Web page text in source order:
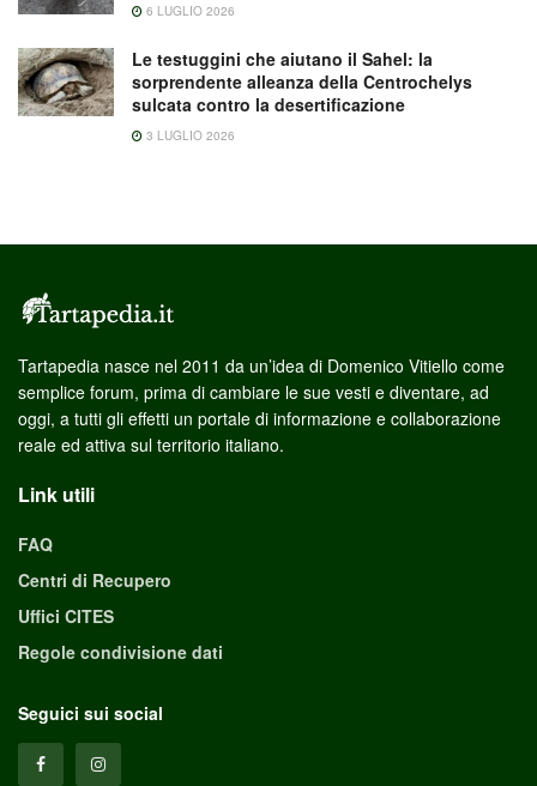
6 LUGLIO 2026
Le testuggini che aiutano il Sahel: la
sorprendente alleanza della Centrochelys
sulcata contro la desertificazione
3 LUGLIO 2026
Tartapedia nasce nel 2011 da un’idea di Domenico Vitiello come
semplice forum, prima di cambiare le sue vesti e diventare, ad
oggi, a tutti gli effetti un portale di informazione e collaborazione
reale ed attiva sul territorio italiano.
Link utili
FAQ
Centri di Recupero
Uffici CITES
Regole condivisione dati
Seguici sui social